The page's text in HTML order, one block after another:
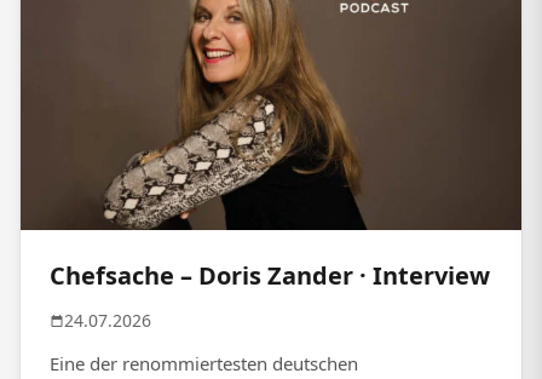
Chefsache – Doris Zander · Interview
24.07.2026
Eine der renommiertesten deutschen